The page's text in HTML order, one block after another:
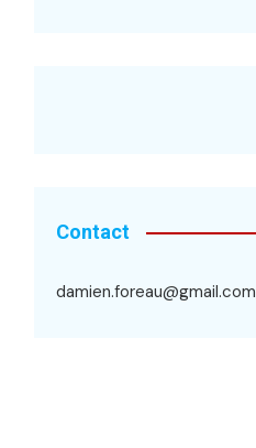
Contact
damien.foreau@gmail.com